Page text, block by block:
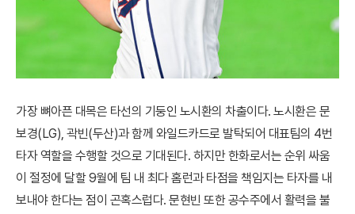
가장 뼈아픈 대목은 타선의 기둥인 노시환의 차출이다. 노시환은 문
보경(LG), 곽빈(두산)과 함께 와일드카드로 발탁되어 대표팀의 4번
타자 역할을 수행할 것으로 기대된다. 하지만 한화로서는 순위 싸움
이 절정에 달할 9월에 팀 내 최다 홈런과 타점을 책임지는 타자를 내
보내야 한다는 점이 곤혹스럽다. 문현빈 또한 공수주에서 활력을 불